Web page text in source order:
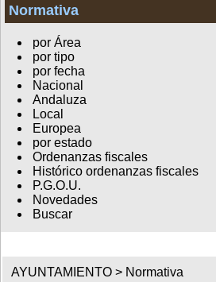
Normativa
por Área
por tipo
por fecha
Nacional
Andaluza
Local
Europea
por estado
Ordenanzas fiscales
Histórico ordenanzas fiscales
P.G.O.U.
Novedades
Buscar
AYUNTAMIENTO > Normativa